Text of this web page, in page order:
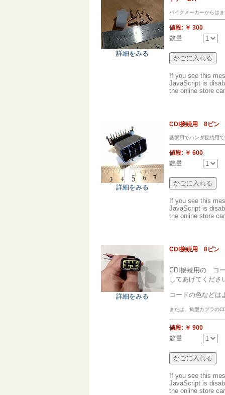
詳細をみる
バイクメーカーからは
値段: ￥ 300
数量
If you see this
JavaScript is
the online store
詳細をみる
CDI接続用 8ピ
基盤用でハンダ接続用
値段: ￥ 600
数量
If you see this
JavaScript is
the online store
詳細をみる
CDI接続用 8ピ
CDI接続用の コー
してあげてくださ
コードの色などは
または、角型カプラの
値段: ￥ 900
数量
If you see this
JavaScript is
the online store